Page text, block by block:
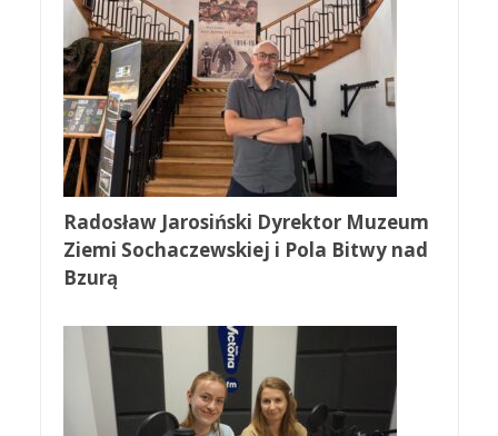
Radosław Jarosiński Dyrektor Muzeum
Ziemi Sochaczewskiej i Pola Bitwy nad
Bzurą